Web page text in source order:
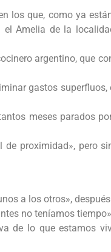
los que, como ya
Amelia de la
argentino, que
gastos superfluos,
meses parados
proximidad», pero
a los otros»,
no teníamos
de lo que estamos